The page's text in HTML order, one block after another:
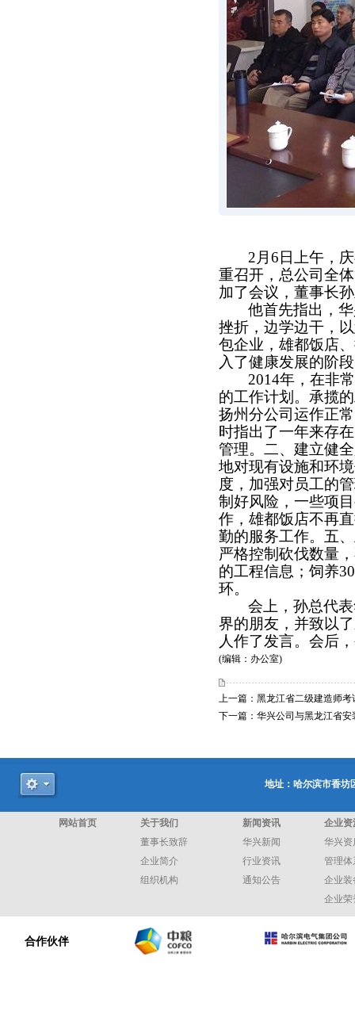
2 月6 日上午，
重召开，总公司全
加了会议，董事长
他首先指出，
挫折，边学边干，
包企业，雄都饭店
入了健康发展的阶
2014年，在非
的工作计划。承揽
扬州分公司运作正
时指出了一年来存
管理。二、建立健
地对现有设施和环
度，加强对员工的
制好风险，一些项
作，雄都饭店不再
勤的服务工作。五
严格控制砍伐数量
的工程信息；饲养
环。
会上，孙总代
界的朋友，并致以
人作了发言。会后
(编辑：办公室)
上一篇： 黑龙江省二级建造师考
下一篇： 华兴公司与黑龙江省
地址：哈尔滨市香
网站首页 关于我们 新闻资讯
企业资
董事长致辞
华兴新闻
华兴资
企业简介
行业资讯
管理体
组织机构
通知公告
企业装
企业荣
合作伙伴